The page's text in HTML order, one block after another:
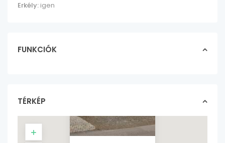
Erkély: igen
FUNKCIÓK
TÉRKÉP